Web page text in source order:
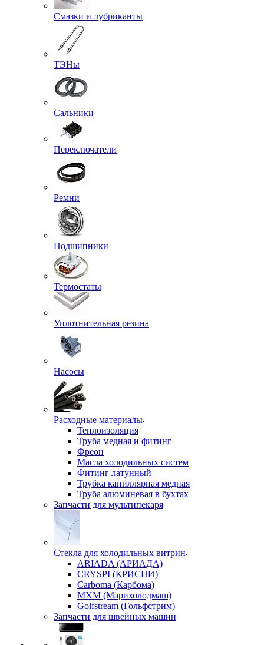
Смазки и лубриканты
ТЭНы
Сальники
Переключатели
Ремни
Подшипники
Термостаты
Уплотнительная резина
Насосы
Расходные материалы
Теплоизоляция
Труба медная и фитинг
Фреон
Масла холодильных систем
Фитинг латунный
Трубка капиллярная медная
Труба алюминевая в бухтах
Запчасти для мультипекаря
Стекла для холодильных витрин
ARIADA (АРИАДА)
CRYSPI (КРИСПИ)
Carboma (Карбома)
MXM (Марихолодмаш)
Golfstream (Гольфстрим)
Запчасти для швейных машин